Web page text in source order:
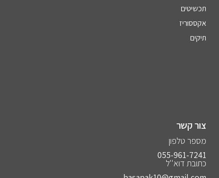
תכשיטים
אקססוריז
תיקים
צור קשר
מספר טלפון
055-961-7241⁩
כתובת דוא''ל